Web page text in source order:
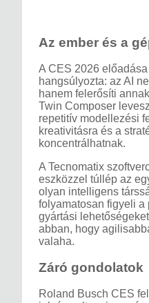
Az ember és a
A CES 2026
hangsúlyozta: az AI
hanem felerősíti
Twin Composer
repetitív modellezési
kreativitásra és a
koncentrálhatnak.
A Tecnomatix
eszközzel túllép az
olyan intelligens
folyamatosan figyeli a
gyártási
abban, hogy
valaha.
Záró gondolatok
Roland Busch CES